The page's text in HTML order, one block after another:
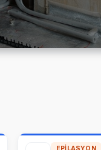
EPILASYON